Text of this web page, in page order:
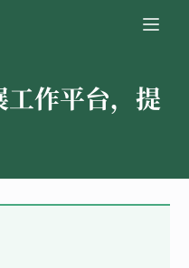
作平台，提